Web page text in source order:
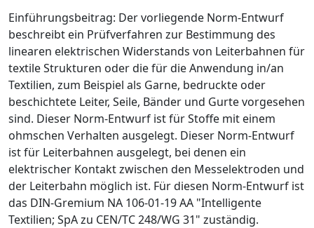
Einführungsbeitrag: Der vorliegende Norm-Entwurf
beschreibt ein Prüfverfahren zur Bestimmung des
linearen elektrischen Widerstands von Leiterbahnen für
textile Strukturen oder die für die Anwendung in/an
Textilien, zum Beispiel als Garne, bedruckte oder
beschichtete Leiter, Seile, Bänder und Gurte vorgesehen
sind. Dieser Norm-Entwurf ist für Stoffe mit einem
ohmschen Verhalten ausgelegt. Dieser Norm-Entwurf
ist für Leiterbahnen ausgelegt, bei denen ein
elektrischer Kontakt zwischen den Messelektroden und
der Leiterbahn möglich ist. Für diesen Norm-Entwurf ist
das DIN-Gremium NA 106-01-19 AA "Intelligente
Textilien; SpA zu CEN/TC 248/WG 31" zuständig.